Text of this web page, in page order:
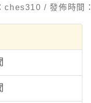
ches310 / 發佈時間